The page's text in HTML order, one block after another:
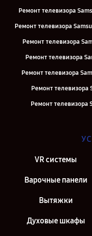
Ремонт телевизора
Ремонт телевизора
Ремонт телевизора
Ремонт телевизора
Ремонт телевизора
Ремонт телевизора
Ремонт телевизора
VR системы
Варочные панели
Вытяжки
Духовые шкафы